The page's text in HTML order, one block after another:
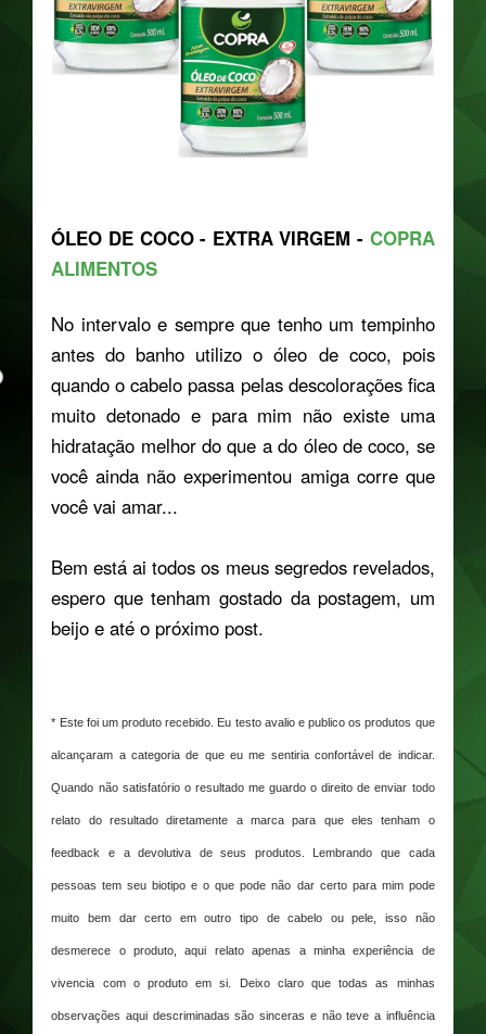
ÓLEO DE COCO - EXTRA VIRGEM - COPRA
ALIMENTOS
No intervalo e sempre que tenho um tempinho
antes do banho utilizo o óleo de coco, pois
quando o cabelo passa pelas descolorações fica
muito detonado e para mim não existe uma
hidratação melhor do que a do óleo de coco, se
você ainda não experimentou amiga corre que
você vai amar...
Bem está ai todos os meus segredos revelados,
espero que tenham gostado da postagem, um
beijo e até o próximo post.
* Este foi um produto recebido. Eu testo avalio e publico os produtos que
alcançaram a categoria de que eu me sentiria confortável de indicar.
Quando não satisfatório o resultado me guardo o direito de enviar todo
relato do resultado diretamente a marca para que eles tenham o
feedback e a devolutiva de seus produtos. Lembrando que cada
pessoas tem seu biotipo e o que pode não dar certo para mim pode
muito bem dar certo em outro tipo de cabelo ou pele, isso não
desmerece o produto, aqui relato apenas a minha experiência de
vivencia com o produto em si. Deixo claro que todas as minhas
observações aqui descriminadas são sinceras e não teve a influência